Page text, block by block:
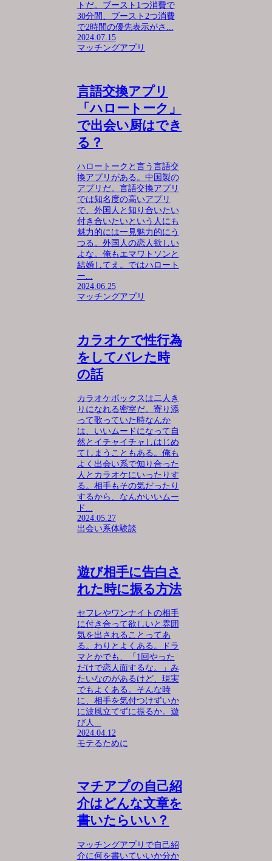
トだ。ブースト1つ消費で
30分間、ブースト2つ消費
で2時間の優先表示がさ...
2024.07.15
マッチングアプリ
言語交換アプリ
「ハロートーク」
で出会い厨はでき
る？
ハロートークと言う言語交
換アプリがある。中国製の
アプリだ。言語交換アプリ
では知名度の高いアプリ
で、外国人と知り合いたい
付き合いたいという人にも
魅力的には一見魅力的にう
つる。外国人の恋人欲しい
よな。俺もエマワトソンと
結婚してえ。ではハロート
ー...
2024.06.25
マッチングアプリ
カラオケで性行為
をしてバレた時
の話
カラオケボックスは二人き
りになれる密室だ。寄り添
って歌っていた時なんか
は、いいムードになって自
然とイチャイチャしはじめ
てしまうこともある。俺も
よく出会い系で知り合った
人とカラオケにいったりす
る。相手もその気だったり
するから、なんかいいムー
ド...
2024.05.27
出会い系体験談
遊び相手に告白さ
れた時に振る方法
セフレやワンナイトの相手
に付き合って欲しいと雰囲
気を出されることってあ
る。わりとよくある。ドラ
マとかでも、「1回やった
だけで恋人面するな。」み
たいなのがあるけど、現実
でもよくある。そんな時
に、相手を気付つけずいか
に波風立てずに振るか。遊
び人...
2024.04.12
モテるために
マチアプの自己紹
介はどんな文章を
書いたらいい？
マッチングアプリで自己紹
介に何を書いていいか分か